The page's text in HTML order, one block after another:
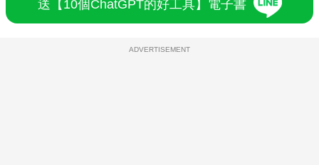
送【10個ChatGPT的好工具】電子書
ADVERTISEMENT